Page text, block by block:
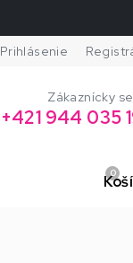
Prihlásenie
Zákaznícky
+421 944 035
0